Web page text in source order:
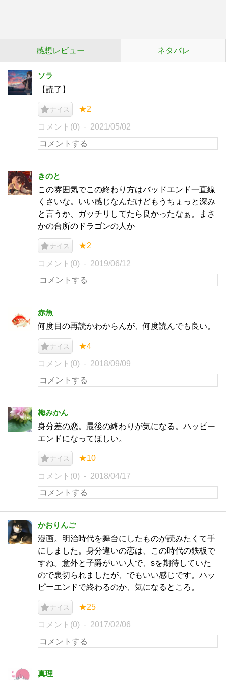
感想レビュー ネタバレ
ソラ
【読了】
ナイス ★2
コメント(0) 2021/05/02
きのと
この雰囲気でこの終わり方はバッドエンド一直線
くさいな。いい感じなんだけどもうちょっと深み
と言うか、ガッチリしてたら良かったなぁ。まさ
かの台所のドラゴンの人か
ナイス ★2
コメント(0) 2019/06/12
赤魚
何度目の再読かわからんが、何度読んでも良い。
ナイス ★4
コメント(0) 2018/09/09
梅みかん
身分差の恋。最後の終わりが気になる。ハッピー
エンドになってほしい。
ナイス ★10
コメント(0) 2018/04/17
かおりんご
漫画。明治時代を舞台にしたものが読みたくて手
にしました。身分違いの恋は、この時代の鉄板で
すね。意外と子爵がいい人で、sを期待していた
ので裏切られましたが、でもいい感じです。ハッ
ピーエンドで終わるのか、気になるところ。
ナイス ★25
コメント(0) 2017/02/06
真理